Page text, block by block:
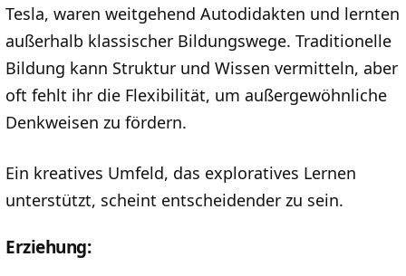
Tesla, waren weitgehend Autodidakten und lernten
außerhalb klassischer Bildungswege. Traditionelle
Bildung kann Struktur und Wissen vermitteln, aber
oft fehlt ihr die Flexibilität, um außergewöhnliche
Denkweisen zu fördern.
Ein kreatives Umfeld, das exploratives Lernen
unterstützt, scheint entscheidender zu sein.
Erziehung: